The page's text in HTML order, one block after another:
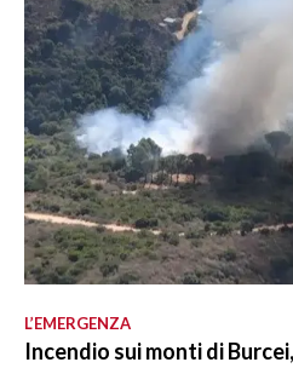
L’EMERGENZA
Incendio sui monti di